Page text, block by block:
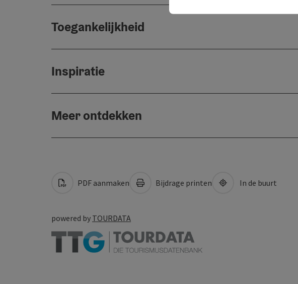
Toegankelijkheid
Inspiratie
Meer ontdekken
PDF aanmaken Bijdrage printen In de buurt
powered by TOURDATA